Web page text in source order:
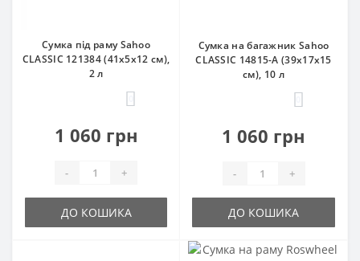
Сумка під раму Sahoo
CLASSIC 121384 (41х5х12 см),
2 л
1 060 грн
- +
ДО КОШИКА
Сумка на багажник Sahoo
CLASSIC 14815-A (39x17x15
см), 10 л
1 060 грн
- +
ДО КОШИКА